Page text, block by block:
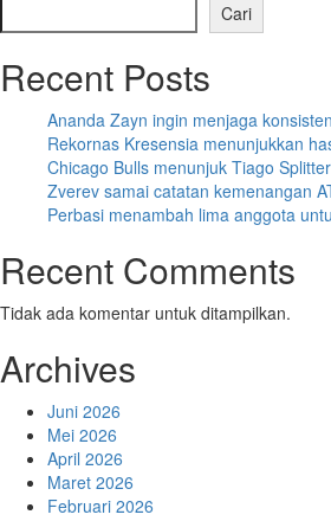
Cari
Recent Posts
Ananda Zayn ingin menjaga
Rekornas Kresensia menunjukkan
Chicago Bulls menunjuk Tiago
Zverev samai catatan kemenangan
Perbasi menambah lima anggota
Recent Comments
Tidak ada komentar untuk ditampilkan.
Archives
Juni 2026
Mei 2026
April 2026
Maret 2026
Februari 2026